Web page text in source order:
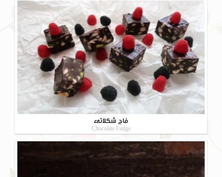
فاج شکلاتی
Chocolate Fudge